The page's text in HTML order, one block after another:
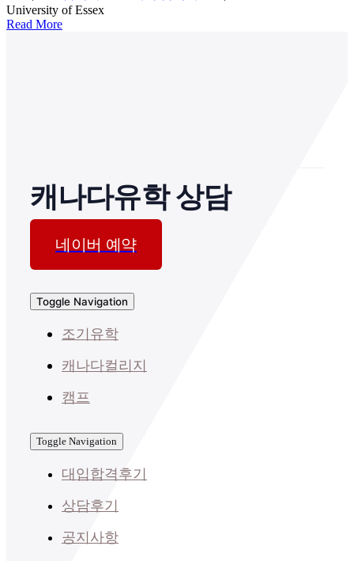
University of Essex
Read More
캐나다유학 상담
네이버 예약
Toggle Navigation
조기유학
캐나다컬리지
캠프
Toggle Navigation
대입합격후기
상담후기
공지사항